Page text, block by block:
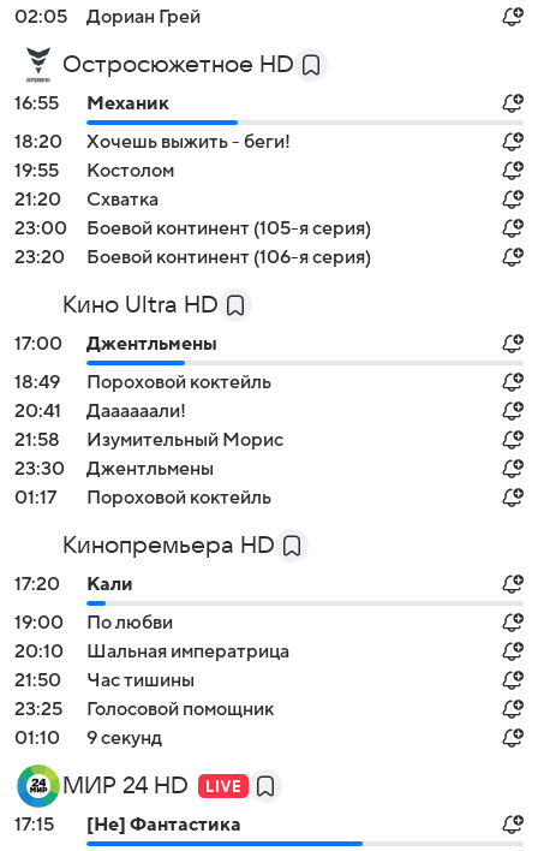
02:05
Дориан Грей
Остросюжетное HD
16:55
Механик
18:20
Хочешь выжить - беги!
19:55
Костолом
21:20
Схватка
23:00
Боевой континент (105-я серия)
23:20
Боевой континент (106-я серия)
Кино Ultra HD
17:00
Джентльмены
18:49
Пороховой коктейль
20:41
Даааааали!
21:58
Изумительный Морис
23:30
Джентльмены
01:17
Пороховой коктейль
Кинопремьера HD
17:20
Кали
19:00
По любви
20:10
Шальная императрица
21:50
Час тишины
23:25
Голосовой помощник
01:10
9 секунд
МИР 24 HD
17:15
[Не] Фантастика